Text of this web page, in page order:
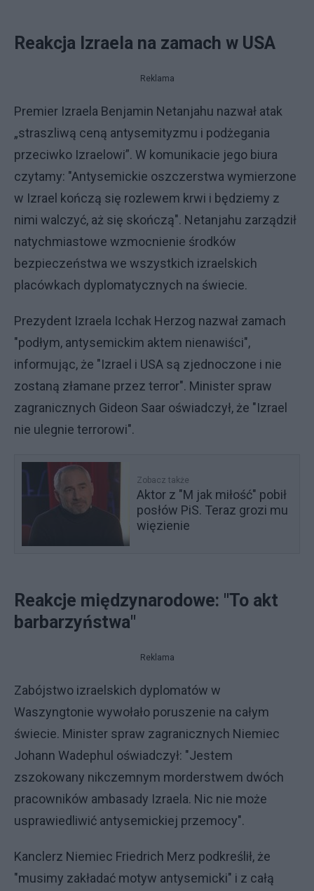
Reakcja Izraela na zamach w USA
Reklama
Premier Izraela Benjamin Netanjahu nazwał atak
„straszliwą ceną antysemityzmu i podżegania
przeciwko Izraelowi”. W komunikacie jego biura
czytamy: "Antysemickie oszczerstwa wymierzone
w Izrael kończą się rozlewem krwi i będziemy z
nimi walczyć, aż się skończą". Netanjahu zarządził
natychmiastowe wzmocnienie środków
bezpieczeństwa we wszystkich izraelskich
placówkach dyplomatycznych na świecie.
Prezydent Izraela Icchak Herzog nazwał zamach
"podłym, antysemickim aktem nienawiści",
informując, że "Izrael i USA są zjednoczone i nie
zostaną złamane przez terror". Minister spraw
zagranicznych Gideon Saar oświadczył, że "Izrael
nie ulegnie terrorowi".
Zobacz także
Aktor z "M jak miłość" pobił
posłów PiS. Teraz grozi mu
więzienie
Reakcje międzynarodowe: "To akt
barbarzyństwa"
Reklama
Zabójstwo izraelskich dyplomatów w
Waszyngtonie wywołało poruszenie na całym
świecie. Minister spraw zagranicznych Niemiec
Johann Wadephul oświadczył: "Jestem
zszokowany nikczemnym morderstwem dwóch
pracowników ambasady Izraela. Nic nie może
usprawiedliwić antysemickiej przemocy".
Kanclerz Niemiec Friedrich Merz podkreślił, że
"musimy zakładać motyw antysemicki" i z całą